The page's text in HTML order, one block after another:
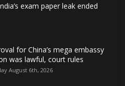
exam paper leak ended
for China’s mega embassy
was lawful, court rules
August 6th, 2026